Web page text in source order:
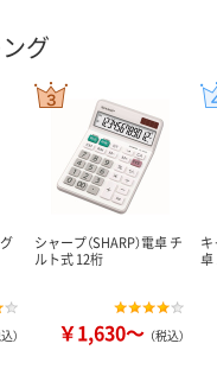
グ
）
シャープ（SHARP）電卓 チ
ルト式 12桁
￥1,630～ （税込）
キ
卓